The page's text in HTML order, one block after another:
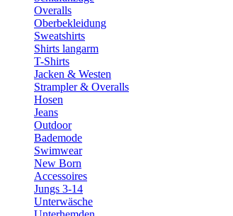
Overalls
Oberbekleidung
Sweatshirts
Shirts langarm
T-Shirts
Jacken & Westen
Strampler & Overalls
Hosen
Jeans
Outdoor
Bademode
Swimwear
New Born
Accessoires
Jungs 3-14
Unterwäsche